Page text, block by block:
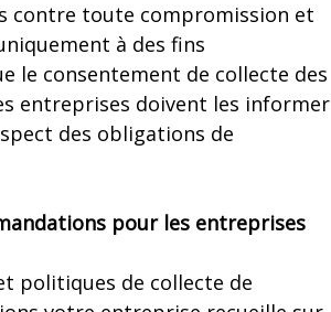
contre toute compromission et
à des fins
le consentement de collecte des
entreprises doivent les informer
des obligations de
pour les entreprises
politiques de collecte de